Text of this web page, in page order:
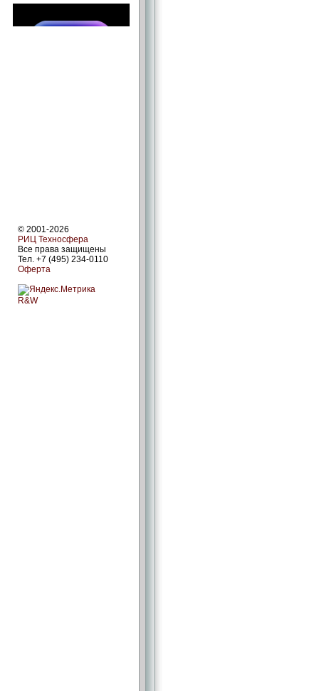
© 2001-2026
РИЦ Техносфера
Все права защищены
Тел. +7 (495) 234-0110
Оферта
R&W